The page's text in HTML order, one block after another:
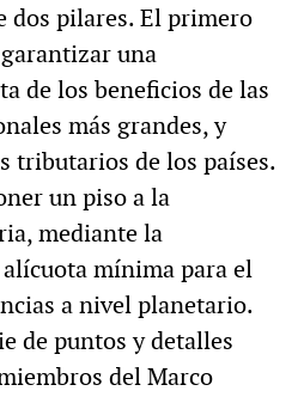
dos pilares. El primero
una
de los beneficios de las
más grandes, y
tributarios de los países.
un piso a la
mediante la
mínima para el
a nivel planetario.
de puntos y detalles
del Marco